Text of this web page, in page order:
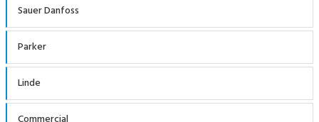
Sauer Danfoss
Parker
Linde